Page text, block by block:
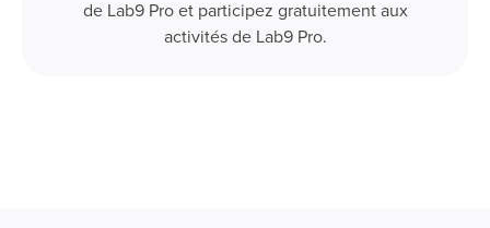
de Lab9 Pro et participez gratuitement aux
activités de Lab9 Pro.